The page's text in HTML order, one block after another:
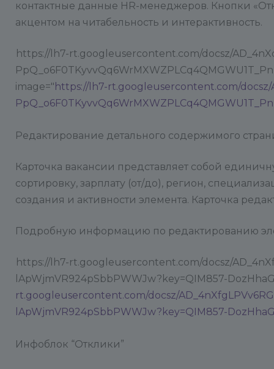
контактные данные HR-менеджеров. Кнопки
акцентом на читабельность и интерактивность.
https://lh7-rt.googleusercontent.com/docsz/
image=" https://lh7-rt.googleusercontent.com/docsz/
Редактирование детального содержимого
Карточка вакансии представляет собой
сортировку, зарплату (от/до), регион,
создания и активности элемента. Карточка
Подробную информацию по редактированию
https://lh7-rt.googleusercontent.com/docsz/
lApWjmVR924pSbbPWWJw?key=QIM857-
rt.googleusercontent.com/docsz/
lApWjmVR924pSbbPWWJw?key=QIM857-
Инфоблок “Отклики”